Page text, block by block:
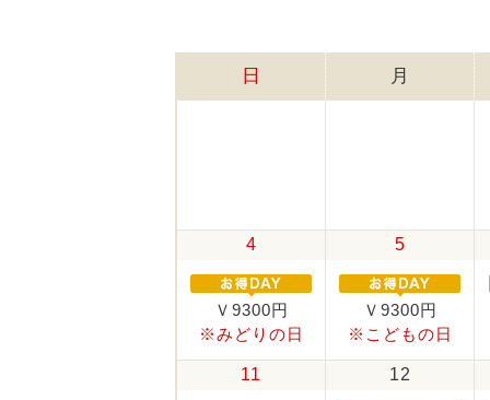
日 月
4
Ｖ9300円
※みどりの日
5
Ｖ9300円
※こどもの日
11 12